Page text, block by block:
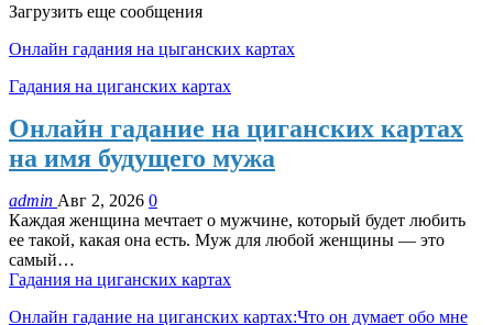
Загрузить еще сообщения
Онлайн гадания на цыганских картах
Гадания на циганских картах
Онлайн гадание на циганских картах
на имя будущего мужа
admin Авг 2, 2026 0
Каждая женщина мечтает о мужчине, который будет любить
ее такой, какая она есть. Муж для любой женщины — это
самый…
Гадания на циганских картах
Онлайн гадание на циганских картах:Что он думает обо мне